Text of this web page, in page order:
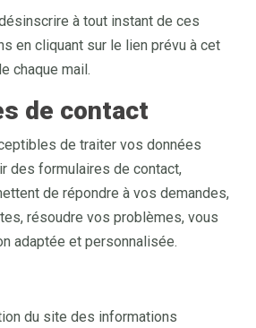
à tout instant de ces
en cliquant sur le lien prévu à cet
chaque mail.
de contact
de traiter vos données
des formulaires de contact,
de répondre à vos demandes,
résoudre vos problèmes, vous
adaptée et personnalisée.
du site des informations